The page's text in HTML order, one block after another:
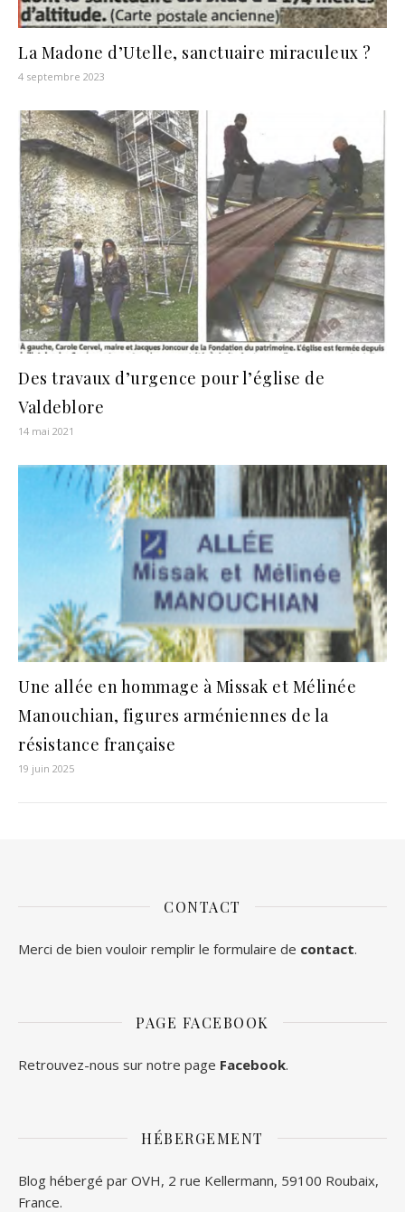
La Madone d’Utelle, sanctuaire miraculeux ?
4 septembre 2023
Des travaux d’urgence pour l’église de
Valdeblore
14 mai 2021
Une allée en hommage à Missak et Mélinée
Manouchian, figures arméniennes de la
résistance française
19 juin 2025
CONTACT
Merci de bien vouloir remplir le formulaire de contact.
PAGE FACEBOOK
Retrouvez-nous sur notre page Facebook.
HÉBERGEMENT
Blog hébergé par OVH, 2 rue Kellermann, 59100 Roubaix,
France.